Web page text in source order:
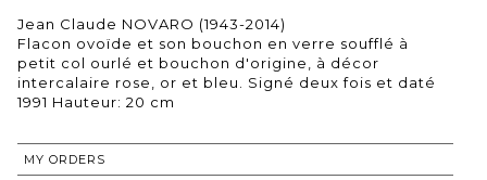
Jean Claude NOVARO (1943-2014)
Flacon ovoïde et son bouchon en verre soufflé à
petit col ourlé et bouchon d'origine, à décor
intercalaire rose, or et bleu. Signé deux fois et daté
1991 Hauteur: 20 cm
MY ORDERS